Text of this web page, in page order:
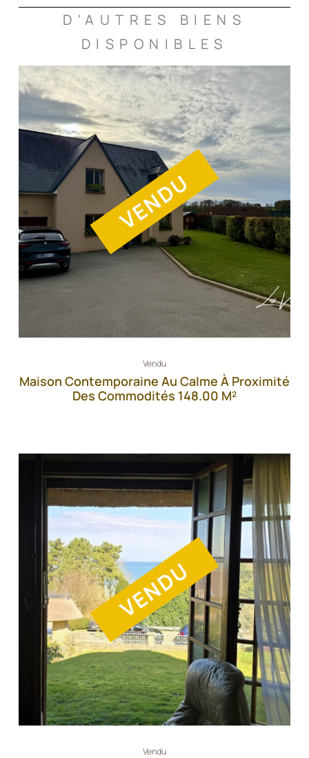
D'AUTRES BIENS
DISPONIBLES
VENDU
Vendu
Maison Contemporaine Au Calme À Proximité
Des Commodités 148.00 M²
VENDU
Vendu